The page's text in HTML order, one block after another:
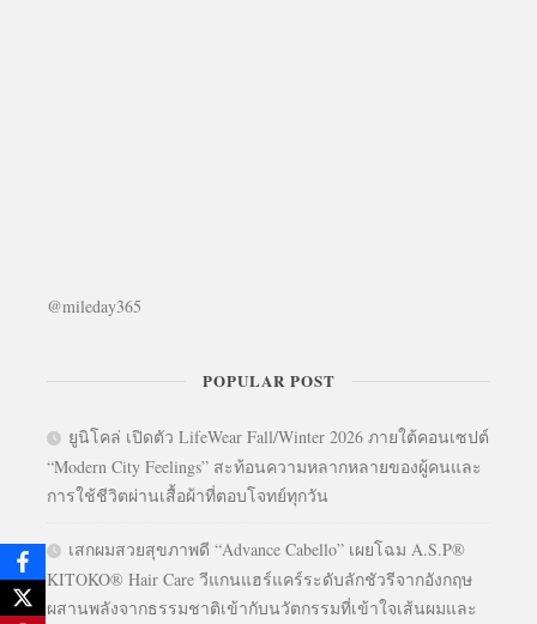
@mileday365
POPULAR POST
ยูนิโคล่ เปิดตัว LifeWear Fall/Winter 2026 ภายใต้คอนเซปต์
“Modern City Feelings” สะท้อนความหลากหลายของผู้คนและ
การใช้ชีวิตผ่านเสื้อผ้าที่ตอบโจทย์ทุกวัน
เสกผมสวยสุขภาพดี “Advance Cabello” เผยโฉม A.S.P®
KITOKO® Hair Care วีแกนแฮร์แคร์ระดับลักชัวรีจากอังกฤษ
ผสานพลังจากธรรมชาติเข้ากับนวัตกรรมที่เข้าใจเส้นผมและ